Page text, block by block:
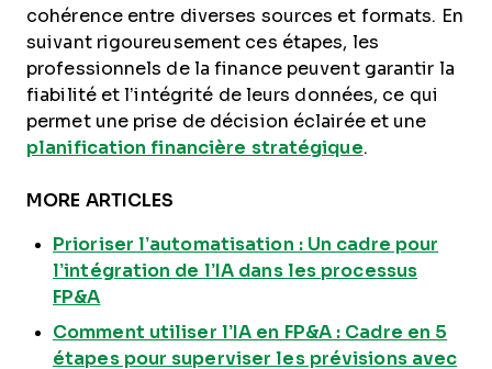
cohérence entre diverses sources et formats. En
suivant rigoureusement ces étapes, les
professionnels de la finance peuvent garantir la
fiabilité et l’intégrité de leurs données, ce qui
permet une prise de décision éclairée et une
planification financière stratégique.
MORE ARTICLES
Prioriser l’automatisation : Un cadre pour
l’intégration de l’IA dans les processus
FP&A
Comment utiliser l’IA en FP&A : Cadre en 5
étapes pour superviser les prévisions avec